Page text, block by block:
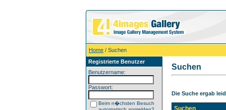
Home / Suchen
Registrierte Benutzer
Benutzername:
Passwort:
Beim n�chsten Besuch
Suchen
Die Suche ergab
Suchen